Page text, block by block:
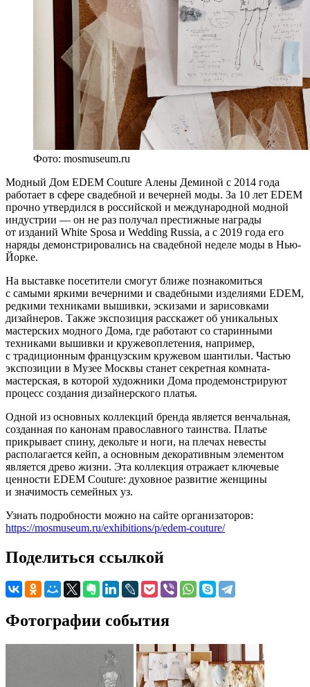
Фото: mosmuseum.ru
Модный Дом EDEM Couture Алены Деминой с 2014 года
работает в сфере свадебной и вечерней моды. За 10 лет EDEM
прочно утвердился в российской и международной модной
индустрии — он не раз получал престижные награды
от изданий White Sposa и Wedding Russia, а с 2019 года его
наряды демонстрировались на свадебной неделе моды в Нью-
Йорке.
На выставке посетители смогут ближе познакомиться
с самыми яркими вечерними и свадебными изделиями EDEM,
редкими техниками вышивки, эскизами и зарисовками
дизайнеров. Также экспозиция расскажет об уникальных
мастерских модного Дома, где работают со старинными
техниками вышивки и кружевоплетения, например,
с традиционным французским кружевом шантильи. Частью
экспозиции в Музее Москвы станет секретная комната-
мастерская, в которой художники Дома продемонстрируют
процесс создания дизайнерского платья.
Одной из основных коллекций бренда является венчальная,
созданная по канонам православного таинства. Платье
прикрывает спину, декольте и ноги, на плечах невесты
располагается кейп, а основным декоративным элементом
является древо жизни. Эта коллекция отражает ключевые
ценности EDEM Couture: духовное развитие женщины
и значимость семейных уз.
Узнать подробности можно на сайте организаторов:
https://mosmuseum.ru/exhibitions/p/edem-couture/
Поделиться ссылкой
Фотографии события